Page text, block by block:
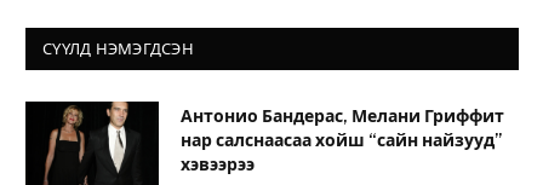
СҮҮЛД НЭМЭГДСЭН
Антонио Бандерас, Мелани Гриффит
нар салснаасаа хойш “сайн найзууд”
хэвээрээ